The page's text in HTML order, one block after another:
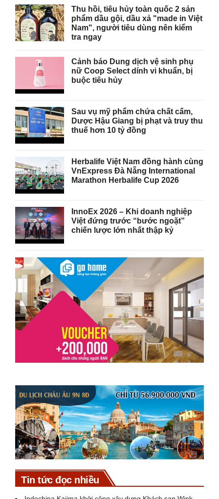
Thu hồi, tiêu hủy toàn quốc 2 sản
phẩm dầu gội, dầu xả "made in Việt
Nam", người tiêu dùng nên kiểm
tra ngay
Cảnh báo Dung dịch vệ sinh phụ
nữ Coop Select dính vi khuẩn, bị
buộc tiêu hủy
Sau vụ mỹ phẩm chứa chất cấm,
Dược Hậu Giang bị phạt và truy thu
thuế hơn 10 tỷ đồng
Herbalife Việt Nam đồng hành cùng
VnExpress Đà Nẵng International
Marathon Herbalife Cup 2026
InnoEx 2026 – Khi doanh nghiệp
Việt đứng trước “bước ngoặt”
chiến lược lớn nhất thập kỷ
Tin tức đọc nhiều